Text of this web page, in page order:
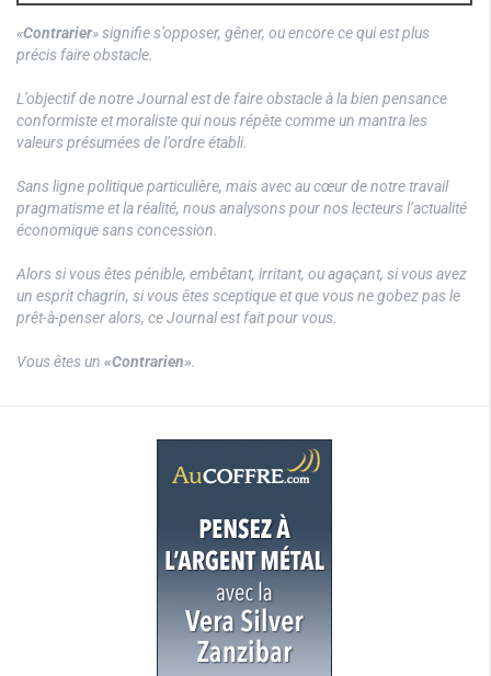
«Contrarier» signifie s’opposer, gêner, ou encore ce qui est plus
précis faire obstacle.
L’objectif de notre Journal est de faire obstacle à la bien pensance
conformiste et moraliste qui nous répète comme un mantra les
valeurs présumées de l’ordre établi.
Sans ligne politique particulière, mais avec au cœur de notre travail
pragmatisme et la réalité, nous analysons pour nos lecteurs l’actualité
économique sans concession.
Alors si vous êtes pénible, embêtant, irritant, ou agaçant, si vous avez
un esprit chagrin, si vous êtes sceptique et que vous ne gobez pas le
prêt-à-penser alors, ce Journal est fait pour vous.
Vous êtes un «Contrarien».